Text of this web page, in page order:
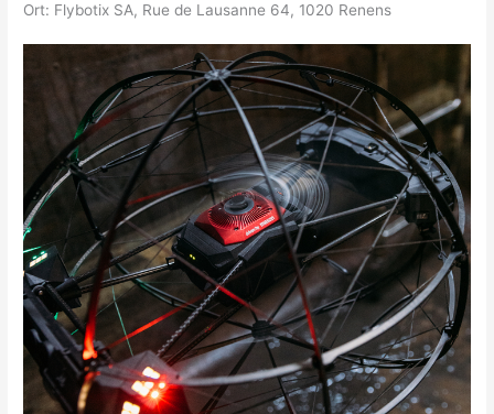
Ort: Flybotix SA, Rue de Lausanne 64, 1020 Renens